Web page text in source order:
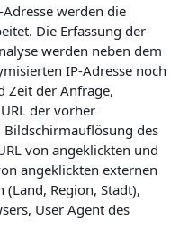
werden die
Die Erfassung der
werden neben dem
IP-Adresse noch
Zeit der Anfrage,
der vorher
Bildschirmauflösung des
von angeklickten und
angeklickten externen
(Land, Region, Stadt),
User Agent des